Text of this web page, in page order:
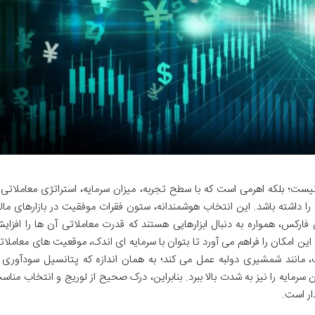
بلکه اهرمی است که با سطح تجربه، میزان سرمایه، استراتژی
باشد. این انتخاب هوشمندانه، ستون فقرات موفقیت در بازارهای
همواره به دنبال ابزارهایی هستند که قدرت معاملاتی آن ها را
امکان را فراهم می آورد تا بتوان با سرمایه ای اندک، موقعیت های
مانند شمشیری دولبه عمل می کند؛ به همان اندازه که پتانسیل سودآوری
را نیز به شدت بالا ببرد. بنابراین، درک صحیح از لوریج و انتخاب
است.